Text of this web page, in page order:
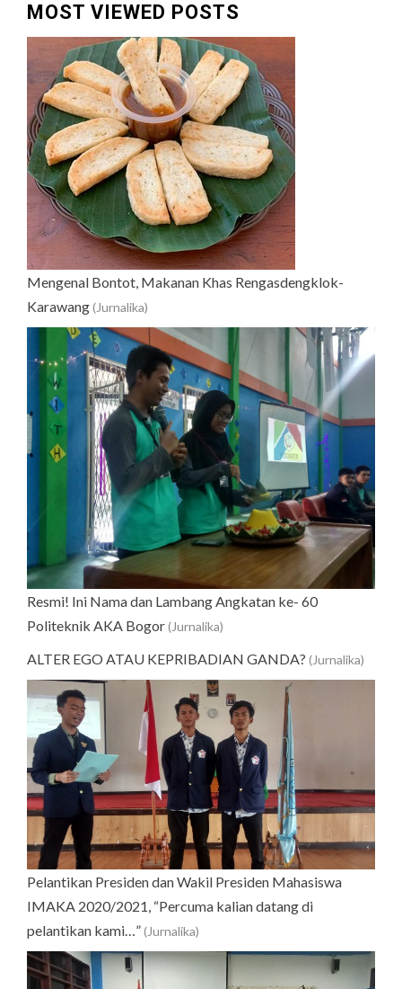
MOST VIEWED POSTS
Mengenal Bontot, Makanan Khas Rengasdengklok-
Karawang(Jurnalika)
Resmi! Ini Nama dan Lambang Angkatan ke- 60
Politeknik AKA Bogor(Jurnalika)
ALTER EGO ATAU KEPRIBADIAN GANDA? (Jurnalika)
Pelantikan Presiden dan Wakil Presiden Mahasiswa
IMAKA 2020/2021, “Percuma kalian datang di
pelantikan kami…”(Jurnalika)